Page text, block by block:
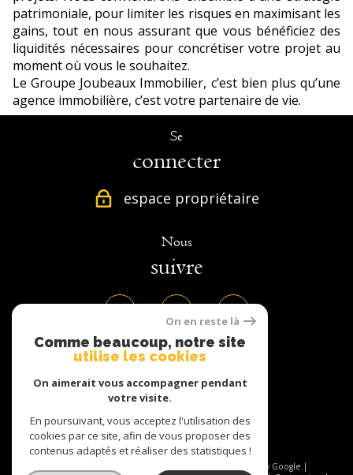
patrimoniale, pour limiter les risques en maximisant les
gains, tout en nous assurant que vous bénéficiez des
liquidités nécessaires pour concrétiser votre projet au
moment où vous le souhaitez.
Le Groupe Joubeaux Immobilier, c’est bien plus qu’une
agence immobilière, c’est votre partenaire de vie.
Se
connecter
espace propriétaire
Nous
suivre
Nous
adhérons
© 2026 | Tous droits réservés | Traduction powered by Google |
On en reste là
Comme beaucoup, notre site
utilise les cookies
On aimerait vous accompagner pendant
votre visite.
En poursuivant, vous acceptez l'utilisation des
cookies par ce site, afin de vous proposer des
contenus adaptés et réaliser des statistiques !